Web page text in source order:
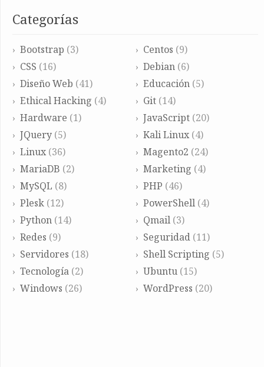
Categorías
Bootstrap (3) Centos (9)
CSS (16) Debian(6)
Diseño Web (41) Educación(5)
Ethical Hacking (4) Git(14)
Hardware (1) JavaScript(20)
JQuery (5) Kali Linux(4)
Linux (36) Magento2 (24)
MariaDB (2) Marketing (4)
MySQL (8) PHP (46)
Plesk (12) PowerShell(4)
Python (14) Qmail(3)
Redes (9) Seguridad(11)
Servidores (18) Shell Scripting (5)
Tecnología (2) Ubuntu(15)
Windows (26) WordPress (20)